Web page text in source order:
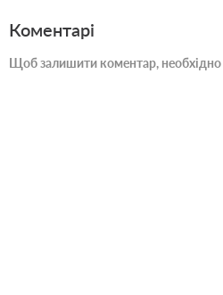
Коментарі
Щоб залишити коментар, необхідно